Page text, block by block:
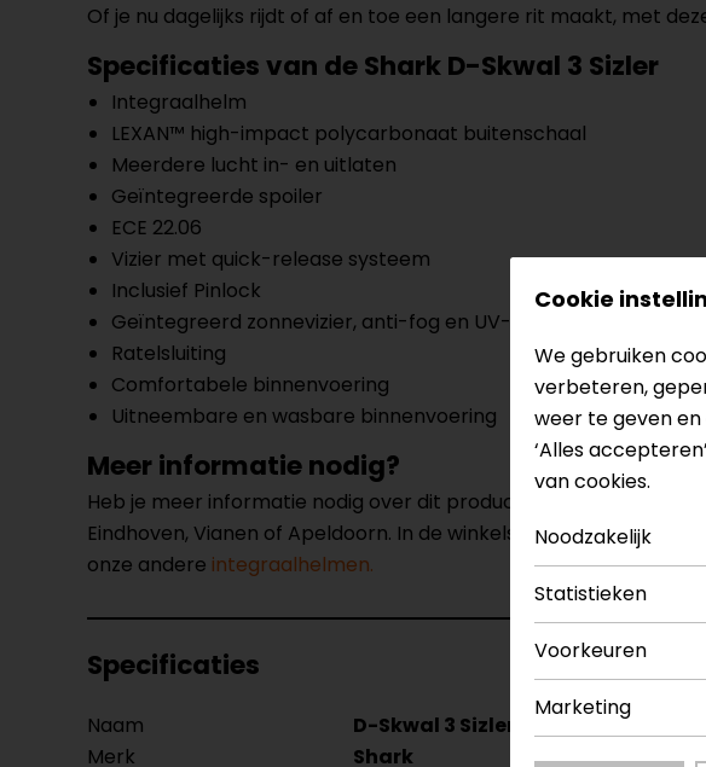
Of je nu dagelijks rijdt of af en toe een langere rit maakt, met
Specificaties van deShark D-Skwal 3 Sizler
Integraalhelm
LEXAN™ high-impact polycarbonaat buitenschaal
Meerdere lucht in- en uitlaten
Geïntegreerde spoiler
ECE 22.06
Vizier met quick-release systeem
Inclusief Pinlock
Geïntegreerd zonnevizier, anti-fog en UV-380
Ratelsluiting
Comfortabele binnenvoering
Uitneembare en wasbare binnenvoering
Meer informatie nodig?
Heb je meer informatie nodig over dit product? Neem dan
Eindhoven, Vianen of Apeldoorn. In de winkels kun je het
onze andere integraalhelmen.
Specificaties
Naam D-Skwal 3 Sizler Integraalhelm
Merk
Shark
Cookie
We gebruiken
verbeteren,
weer te geven
‘Alles
van cookies.
Noodzakelijk
Statistieken
Voorkeuren
Marketing